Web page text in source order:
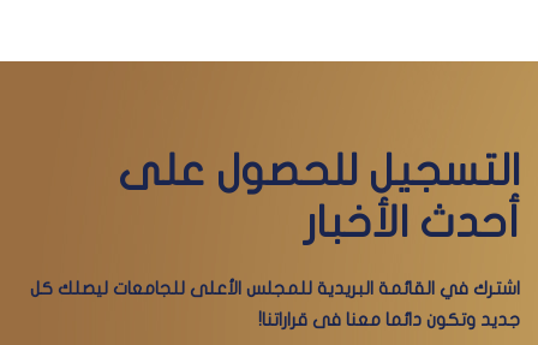
التسجيل للحصول على
أحدث الأخبار
اشترك في القائمة البريدية للمجلس الأعلى للجامعات ليصلك كل
جديد وتكون دائما معنا فى قراراتنا!